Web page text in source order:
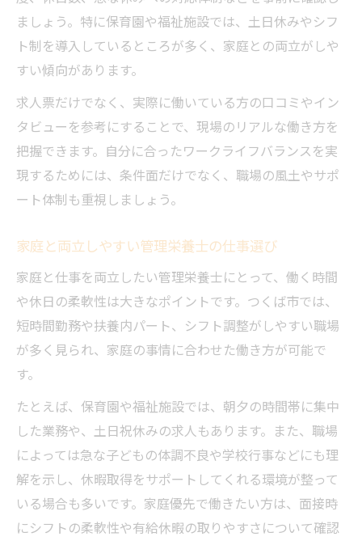
ましょう。特に保育園や福祉施設では、土日休みやシフ
ト制を導入しているところが多く、家庭との両立がしや
すい傾向があります。
求人票だけでなく、実際に働いている方の口コミやイン
タビューを参考にすることで、現場のリアルな働き方を
把握できます。自分に合ったワークライフバランスを実
現するためには、条件面だけでなく、職場の風土やサポ
ート体制も重視しましょう。
家庭と両立しやすい管理栄養士の仕事選び
家庭と仕事を両立したい管理栄養士にとって、働く時間
や休日の柔軟性は大きなポイントです。つくば市では、
短時間勤務や扶養内パート、シフト調整がしやすい職場
が多く見られ、家庭の事情に合わせた働き方が可能で
す。
たとえば、保育園や福祉施設では、朝夕の時間帯に集中
した業務や、土日祝休みの求人もあります。また、職場
によっては急な子どもの体調不良や学校行事などにも理
解を示し、休暇取得をサポートしてくれる環境が整って
いる場合も多いです。家庭優先で働きたい方は、面接時
にシフトの柔軟性や有給休暇の取りやすさについて確認